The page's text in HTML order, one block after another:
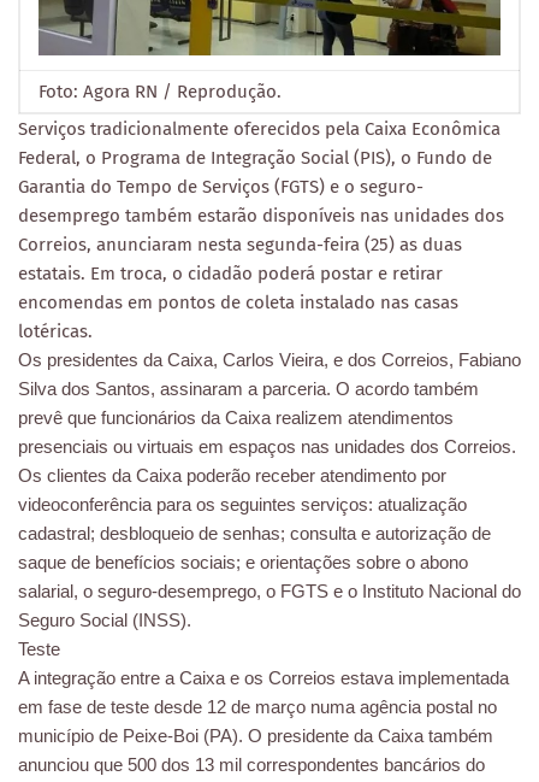
Foto: Agora RN / Reprodução.
Serviços tradicionalmente oferecidos pela Caixa Econômica
Federal, o Programa de Integração Social (PIS), o Fundo de
Garantia do Tempo de Serviços (FGTS) e o seguro-
desemprego também estarão disponíveis nas unidades dos
Correios, anunciaram nesta segunda-feira (25) as duas
estatais. Em troca, o cidadão poderá postar e retirar
encomendas em pontos de coleta instalado nas casas
lotéricas.
Os presidentes da Caixa, Carlos Vieira, e dos Correios, Fabiano
Silva dos Santos, assinaram a parceria. O acordo também
prevê que funcionários da Caixa realizem atendimentos
presenciais ou virtuais em espaços nas unidades dos Correios.
Os clientes da Caixa poderão receber atendimento por
videoconferência para os seguintes serviços: atualização
cadastral; desbloqueio de senhas; consulta e autorização de
saque de benefícios sociais; e orientações sobre o abono
salarial, o seguro-desemprego, o FGTS e o Instituto Nacional do
Seguro Social (INSS).
Teste
A integração entre a Caixa e os Correios estava implementada
em fase de teste desde 12 de março numa agência postal no
município de Peixe-Boi (PA). O presidente da Caixa também
anunciou que 500 dos 13 mil correspondentes bancários do